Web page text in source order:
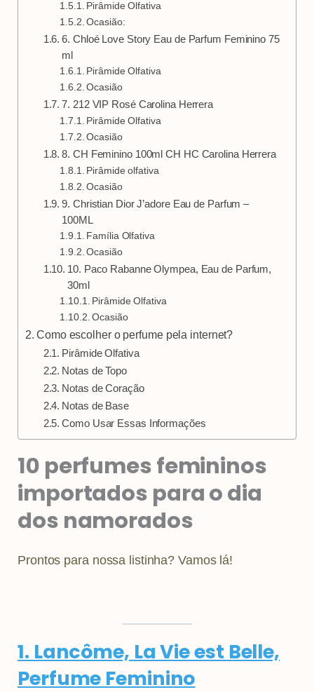
Pirâmide Olfativa
Ocasião:
6. Chloé Love Story Eau de Parfum Feminino 75
ml
Pirâmide Olfativa
Ocasião
7. 212 VIP Rosé Carolina Herrera
Pirâmide Olfativa
Ocasião
8. CH Feminino 100ml CH HC Carolina Herrera
Pirâmide olfativa
Ocasião
9. Christian Dior J’adore Eau de Parfum –
100ML
Família Olfativa
Ocasião
10. Paco Rabanne Olympea, Eau de Parfum,
30ml
Pirâmide Olfativa
Ocasião
Como escolher o perfume pela internet?
Pirâmide Olfativa
Notas de Topo
Notas de Coração
Notas de Base
Como Usar Essas Informações
10 perfumes femininos
importados para o dia
dos namorados
Prontos para nossa listinha? Vamos lá!
1. Lancôme, La Vie est Belle,
Perfume Feminino